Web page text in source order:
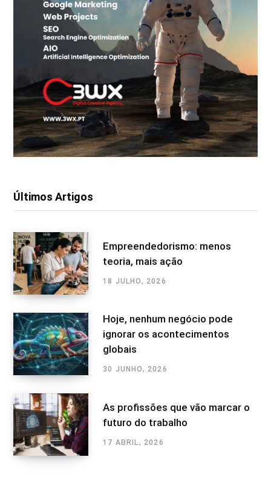
Últimos Artigos
Empreendedorismo: menos
teoria, mais ação
18 JULHO, 2026
Hoje, nenhum negócio pode
ignorar os acontecimentos
globais
30 JUNHO, 2026
As profissões que vão marcar o
futuro do trabalho
17 ABRIL, 2026